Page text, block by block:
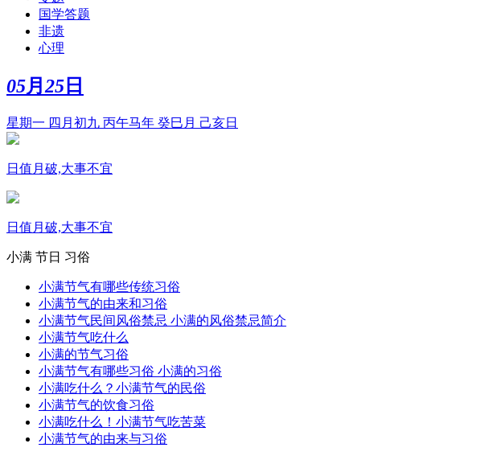
国学答题
非遗
心理
05月 25 日
星期一 四月初九 丙午马年 癸巳月 己亥日
日值月破,大事不宜
日值月破,大事不宜
小满 节日 习俗
小满节气有哪些传统习俗
小满节气的由来和习俗
小满节气民间风俗禁忌 小满的风俗禁忌简介
小满节气吃什么
小满的节气习俗
小满节气有哪些习俗 小满的习俗
小满吃什么？小满节气的民俗
小满节气的饮食习俗
小满吃什么！小满节气吃苦菜
小满节气的由来与习俗